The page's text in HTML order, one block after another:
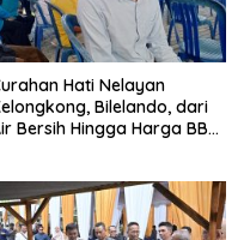
Hati Nelayan
Bilelando, dari
Bersih Hingga Harga BBM